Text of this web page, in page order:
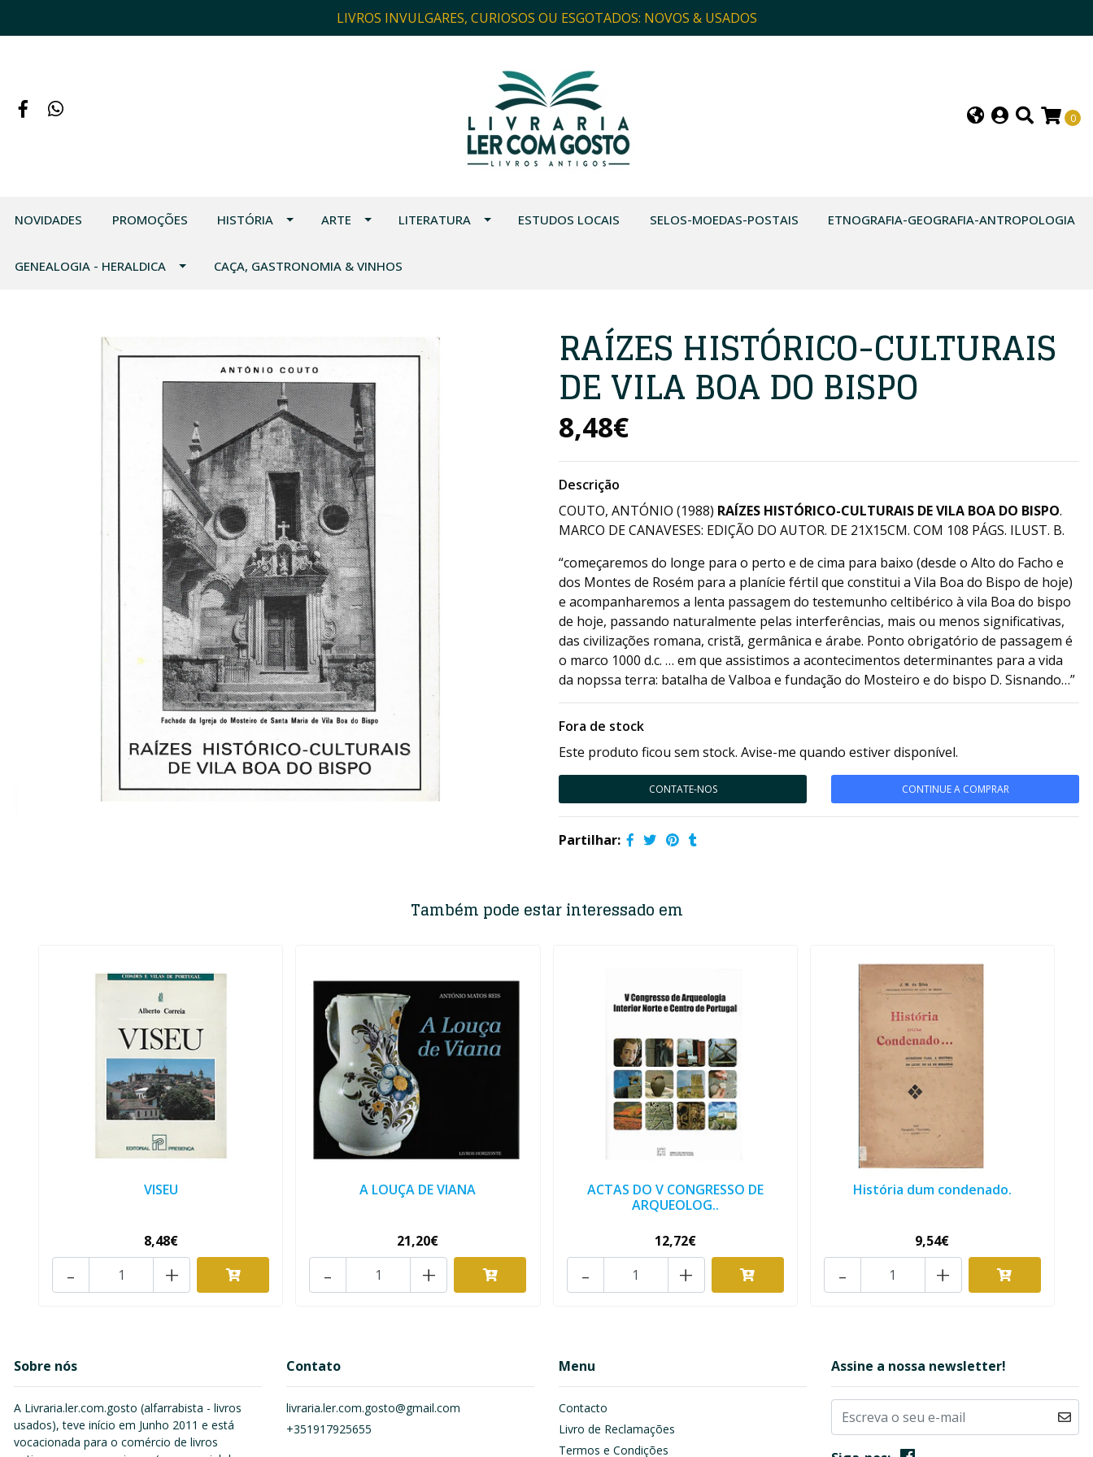
LIVROS INVULGARES, CURIOSOS OU ESGOTADOS: NOVOS & USADOS
0
NOVIDADES PROMOÇÕES HISTÓRIA ARTE LITERATURA ESTUDOS LOCAIS SELOS-MOEDAS-POSTAIS ETNOGRAFIA-GEOGRAFIA-ANTROPOLOGIA
GENEALOGIA - HERALDICA CAÇA, GASTRONOMIA & VINHOS
RAÍZES HISTÓRICO-CULTURAIS
DE VILA BOA DO BISPO
8,48€
Descrição
COUTO, ANTÓNIO (1988) RAÍZES HISTÓRICO-CULTURAIS DE VILA BOA DO BISPO.
MARCO DE CANAVESES: EDIÇÃO DO AUTOR. DE 21X15CM. COM 108 PÁGS. ILUST. B.
“começaremos do longe para o perto e de cima para baixo (desde o Alto do Facho e
dos Montes de Rosém para a planície fértil que constitui a Vila Boa do Bispo de hoje)
e acompanharemos a lenta passagem do testemunho celtibérico à vila Boa do bispo
de hoje, passando naturalmente pelas interferências, mais ou menos significativas,
das civilizações romana, cristã, germânica e árabe. Ponto obrigatório de passagem é
o marco 1000 d.c. … em que assistimos a acontecimentos determinantes para a vida
da nopssa terra: batalha de Valboa e fundação do Mosteiro e do bispo D. Sisnando…”
Fora de stock
Este produto ficou sem stock. Avise-me quando estiver disponível.
CONTATE-NOS CONTINUE A COMPRAR
Partilhar:
Também pode estar interessado em
VISEU
8,48€
+
-
A LOUÇA DE VIANA
21,20€
+
-
ACTAS DO V CONGRESSO DE
ARQUEOLOG..
12,72€
+
-
História dum condenado.
9,54€
+
-
Sobre nós
A Livraria.ler.com.gosto (alfarrabista - livros
usados), teve início em Junho 2011 e está
vocacionada para o comércio de livros
Contato
livraria.ler.com.gosto@gmail.com
+351917925655
Menu
Contacto
Livro de Reclamações
Termos e Condições
Assine a nossa newsletter!